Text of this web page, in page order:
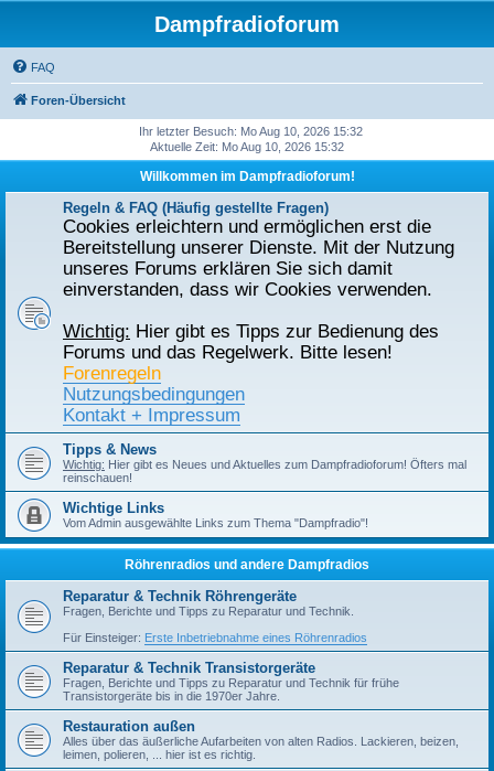
Dampfradioforum
FAQ
Foren-Übersicht
Ihr letzter Besuch: Mo Aug 10, 2026 15:32
Aktuelle Zeit: Mo Aug 10, 2026 15:32
Willkommen im Dampfradioforum!
Regeln & FAQ (Häufig gestellte Fragen)
Cookies erleichtern und ermöglichen erst die
Bereitstellung unserer Dienste. Mit der Nutzung
unseres Forums erklären Sie sich damit
einverstanden, dass wir Cookies verwenden.
Wichtig: Hier gibt es Tipps zur Bedienung des
Forums und das Regelwerk. Bitte lesen!
Forenregeln
Nutzungsbedingungen
Kontakt + Impressum
Tipps & News
Wichtig: Hier gibt es Neues und Aktuelles zum Dampfradioforum! Öfters mal
reinschauen!
Wichtige Links
Vom Admin ausgewählte Links zum Thema "Dampfradio"!
Röhrenradios und andere Dampfradios
Reparatur & Technik Röhrengeräte
Fragen, Berichte und Tipps zu Reparatur und Technik.
Für Einsteiger: Erste Inbetriebnahme eines Röhrenradios
Reparatur & Technik Transistorgeräte
Fragen, Berichte und Tipps zu Reparatur und Technik für frühe
Transistorgeräte bis in die 1970er Jahre.
Restauration außen
Alles über das äußerliche Aufarbeiten von alten Radios. Lackieren, beizen,
leimen, polieren, ... hier ist es richtig.